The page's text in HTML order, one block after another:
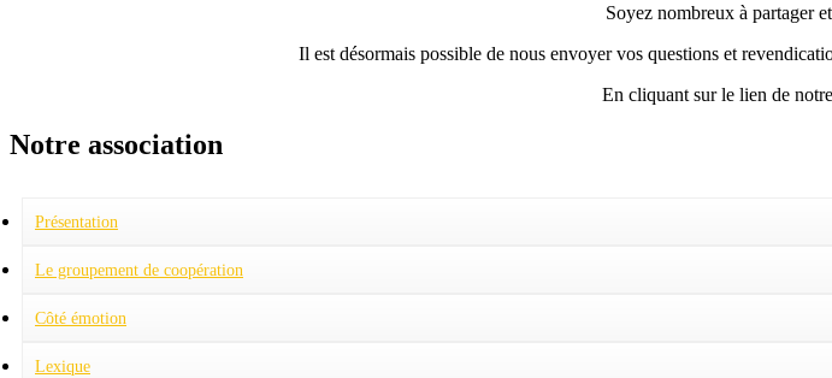
Soyez nombreux à partager
Il est désormais possible de nous envoyer vos questions et
En cliquant sur le lien de
Notre association
Présentation
Charte pour la dignité des personnes handicapées mentales
Le conseil d'administration
Le groupement de coopération
Présentation
Côté émotion
Quand le destin nous joue des tours
Lexique